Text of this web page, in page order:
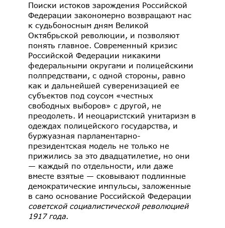
Поиски истоков зарождения Российской
Федерации закономерно возвращают нас
к судьбоносным дням Великой
Октябрьской революции, и позволяют
понять главное. Современный кризис
Российской Федерации никакими
федеральными округами и полицейскими
полпредствами, с одной стороны, равно
как и дальнейшей суверенизацией ее
субъектов под соусом «честных
свободных выборов» с другой, не
преодолеть. И неоцаристский унитаризм в
одеждах полицейского государства, и
буржуазная парламентарно-
президентская модель не только не
прижились за это двадцатилетие, но они
— каждый по отдельности, или даже
вместе взятые — сковывают подлинные
демократические импульсы, заложенные
в само основание Российской Федерации
советской социалистической революцией
1917 года.